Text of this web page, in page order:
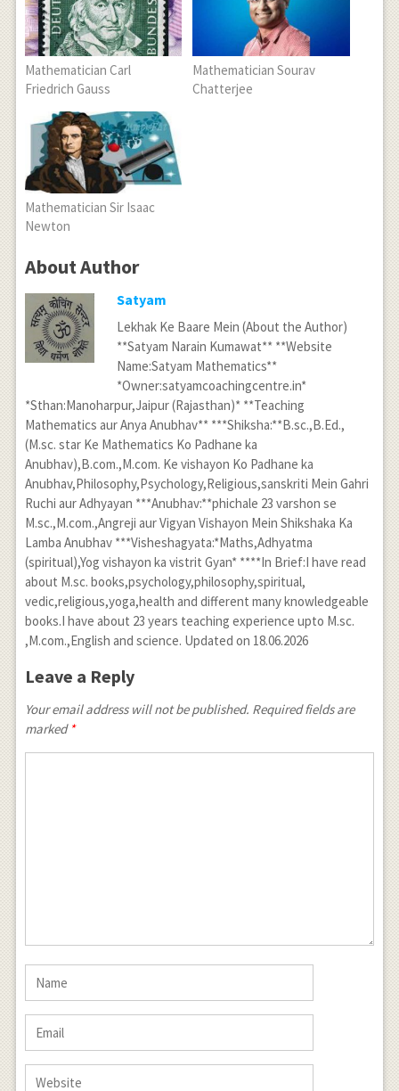
Mathematician Carl
Friedrich Gauss
Mathematician Sourav
Chatterjee
Mathematician Sir Isaac
Newton
About Author
Satyam
Lekhak Ke Baare Mein (About the Author)
**Satyam Narain Kumawat** **Website
Name:Satyam Mathematics**
*Owner:satyamcoachingcentre.in*
*Sthan:Manoharpur,Jaipur (Rajasthan)* **Teaching
Mathematics aur Anya Anubhav** ***Shiksha:**B.sc.,B.Ed.,
(M.sc. star Ke Mathematics Ko Padhane ka
Anubhav),B.com.,M.com. Ke vishayon Ko Padhane ka
Anubhav,Philosophy,Psychology,Religious,sanskriti Mein Gahri
Ruchi aur Adhyayan ***Anubhav:**phichale 23 varshon se
M.sc.,M.com.,Angreji aur Vigyan Vishayon Mein Shikshaka Ka
Lamba Anubhav ***Visheshagyata:*Maths,Adhyatma
(spiritual),Yog vishayon ka vistrit Gyan* ****In Brief:I have read
about M.sc. books,psychology,philosophy,spiritual,
vedic,religious,yoga,health and different many knowledgeable
books.I have about 23 years teaching experience upto M.sc.
,M.com.,English and science. Updated on 18.06.2026
Leave a Reply
Your email address will not be published. Required fields are
marked *